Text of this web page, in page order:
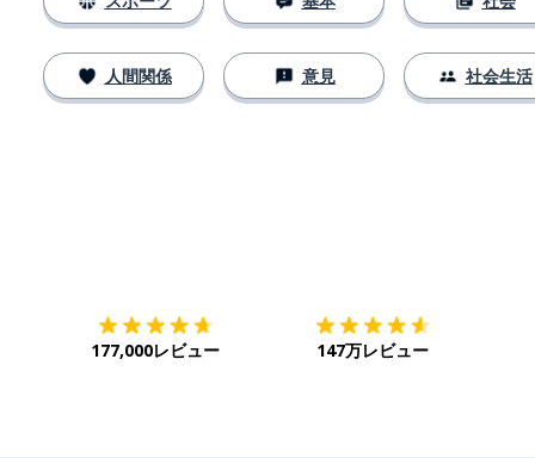
人間関係 意見 社会生活
177,000レビュー 147万レビュー